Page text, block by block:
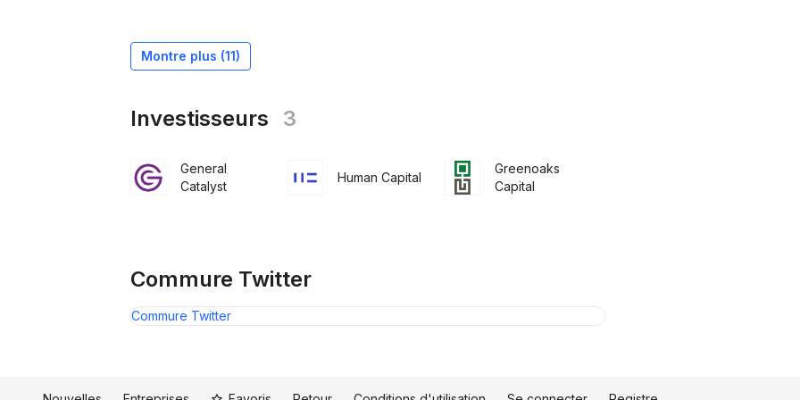
Montre plus (11)
Investisseurs 3
General
Catalyst
Human Capital
Greenoaks
Capital
Commure Twitter
Commure Twitter